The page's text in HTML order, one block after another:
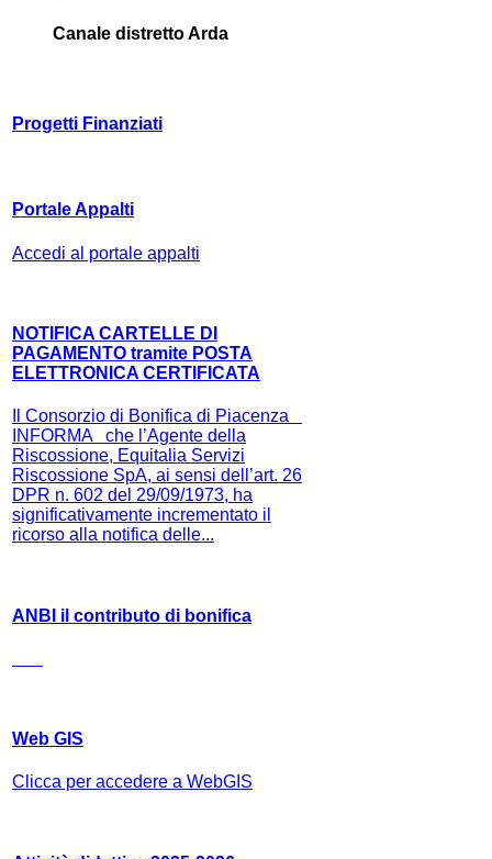
Canale distretto Arda
Progetti Finanziati
Portale Appalti
Accedi al portale appalti
NOTIFICA CARTELLE DI
PAGAMENTO tramite POSTA
ELETTRONICA CERTIFICATA
Il Consorzio di Bonifica di Piacenza
INFORMA che l’Agente della
Riscossione, Equitalia Servizi
Riscossione SpA, ai sensi dell’art. 26
DPR n. 602 del 29/09/1973, ha
significativamente incrementato il
ricorso alla notifica delle...
ANBI il contributo di bonifica
Web GIS
Clicca per accedere a WebGIS